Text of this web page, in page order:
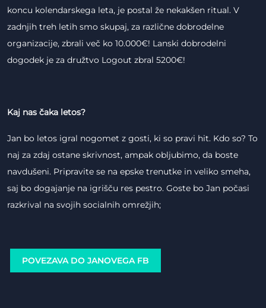
koncu kolendarskega leta, je postal že nekakšen ritual. V
zadnjih treh letih smo skupaj, za različne dobrodelne
organizacije, zbrali več ko 10.000€! Lanski dobrodelni
dogodek je za družtvo Logout zbral 5200€!
Kaj nas čaka letos?
Jan bo letos igral nogomet z gosti, ki so pravi hit. Kdo so? To
naj za zdaj ostane skrivnost, ampak obljubimo, da boste
navdušeni. Pripravite se na epske trenutke in veliko smeha,
saj bo dogajanje na igrišču res pestro. Goste bo Jan počasi
razkrival na svojih socialnih omrežjih;
POVEZAVA DO JANOVEGA FB